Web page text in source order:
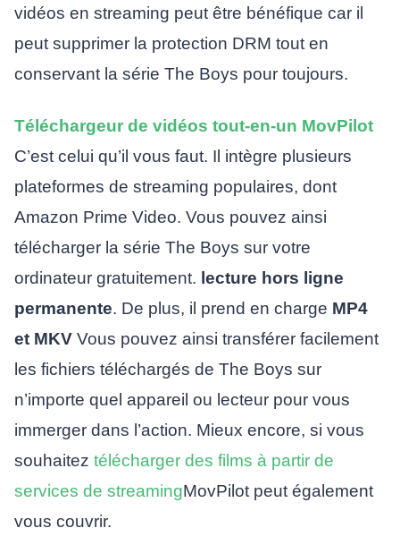
vidéos en streaming peut être bénéfique car il
peut supprimer la protection DRM tout en
conservant la série The Boys pour toujours.
Téléchargeur de vidéos tout-en-un MovPilot
C’est celui qu’il vous faut. Il intègre plusieurs
plateformes de streaming populaires, dont
Amazon Prime Video. Vous pouvez ainsi
télécharger la série The Boys sur votre
ordinateur gratuitement. lecture hors ligne
permanente. De plus, il prend en charge MP4
et MKVVous pouvez ainsi transférer facilement
les fichiers téléchargés de The Boys sur
n’importe quel appareil ou lecteur pour vous
immerger dans l’action. Mieux encore, si vous
souhaitez télécharger des films à partir de
services de streamingMovPilot peut également
vous couvrir.